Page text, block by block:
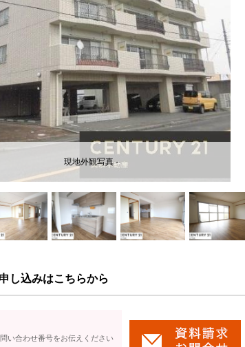
現地外観写真 -
し込みはこちらから
い合わせ番号をお伝えください